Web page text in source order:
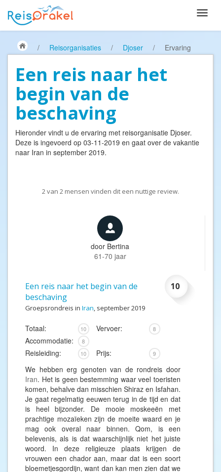
/ Reisorganisaties / Djoser / Ervaring
Een reis naar het
begin van de
beschaving
Hieronder vindt u de ervaring met reisorganisatie Djoser.
Deze is ingevoerd op 03-11-2019 en gaat over de vakantie
naar Iran in september 2019.
2van 2mensen vinden dit een nuttige review.
door Bertina
61-70 jaar
10
Een reis naar het begin van de
beschaving
Groepsrondreis in Iran, september 2019
Totaal: 10 Vervoer: 8
Accommodatie: 8
Reisleiding: 10 Prijs: 9
We hebben erg genoten van de rondreis door
Iran. Het is geen bestemming waar veel toeristen
komen, behalve dan misschien Shiraz en Isfahan.
Je gaat regelmatig eeuwen terug in de tijd en dat
is heel bijzonder. De mooie moskeeën met
prachtige mozaïeken zijn de moeite waard en je
mag ook overal naar binnen. Qom, is een
belevenis, als is dat waarschijnlijk niet het juiste
woord. In deze religieuze plaats krijgen de
vrouwen een chador aan, maar dat is een soort
bloemetjesgordijn, want dan kan men zien dat we